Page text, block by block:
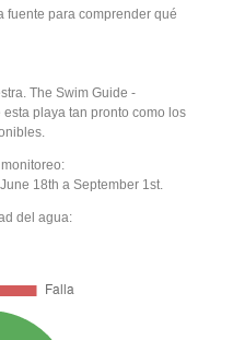
fuente para comprender qué
The Swim Guide -
playa tan pronto como los
18th a September 1st.
del agua: